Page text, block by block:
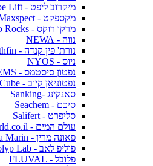
מיקרוב ליפט - Microbe Lift
מקספקט - Maxspect
מרקו רוקס - Marco Rocks
נווה - NEWA
נורת' פין קנדה - Northfin
ניוס - NYOS
נפטון סיסטמס - NEPTUNE SYSTEMS
נפטוניאן קיוב - Neptunian Cube
סאנקינג -Sanking
סיכם - Seachem
סליפרט - Salifert
עולם המים - AquaWorld.co.il
פאונה מרין - Fauna Marin
פוליפ לאב - Polyp Lab
פלובל - FLUVAL